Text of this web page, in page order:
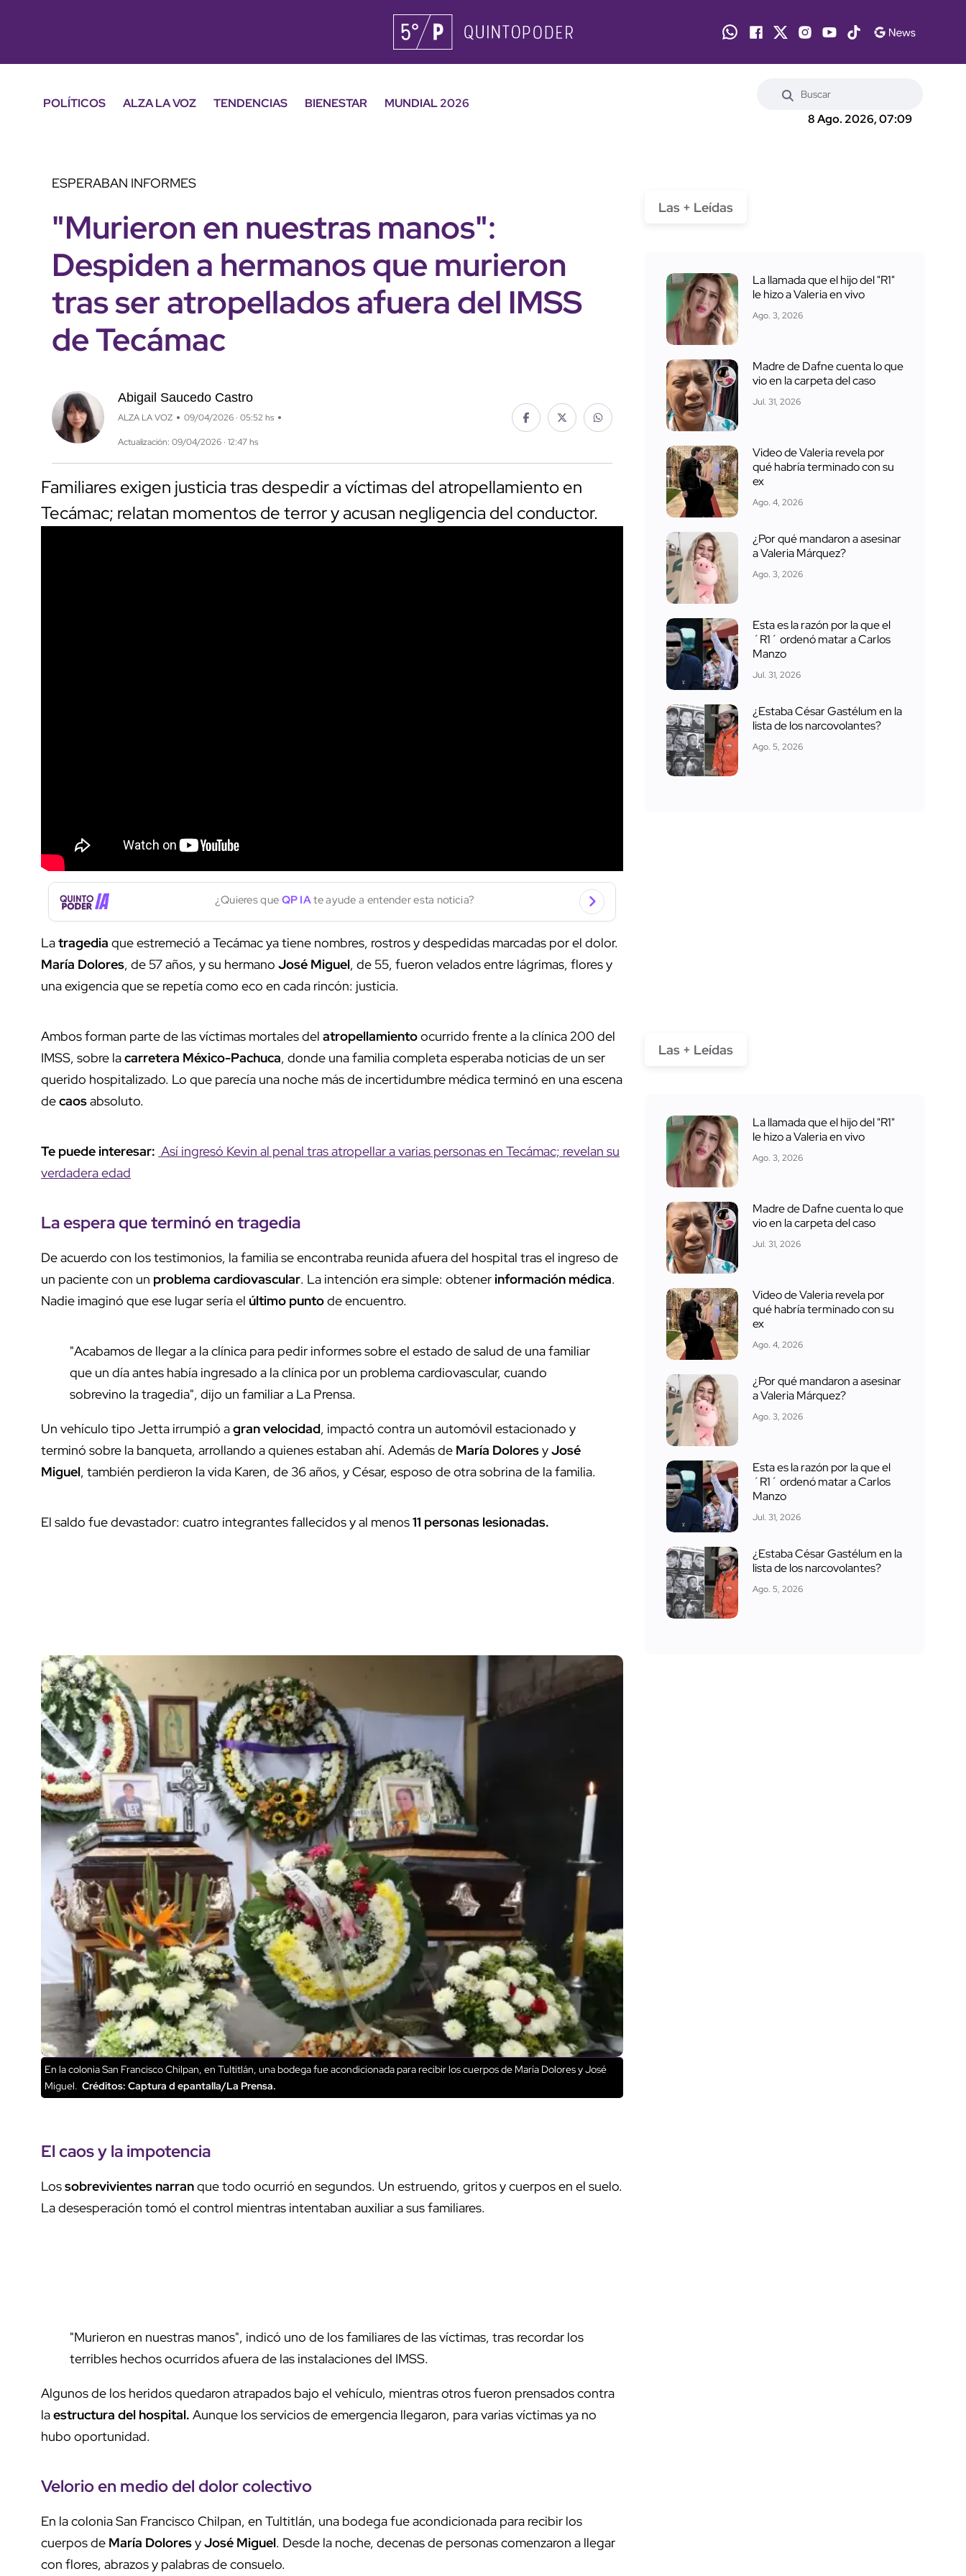
POLÍTICOS ALZA LA VOZ TENDENCIAS BIENESTAR
MUNDIAL 2026
8 Ago. 2026, 07:09
ESPERABAN INFORMES
"Murieron en nuestras manos":
Despiden a hermanos que murieron
tras ser atropellados afuera del IMSS
de Tecámac
Abigail Saucedo Castro
ALZA LA VOZ 09/04/2026 · 05:52 hs
Actualización: 09/04/2026 · 12:47 hs
Familiares exigen justicia tras despedir a víctimas del atropellamiento en
Tecámac; relatan momentos de terror y acusan negligencia del conductor.
¿Quieres que QP IAte ayude a entender esta noticia?
Latragedia que estremeció a Tecámac ya tiene nombres, rostros y despedidas marcadas por el dolor.
María Dolores, de 57 años, y su hermano José Miguel, de 55, fueron velados entre lágrimas, flores y
una exigencia que se repetía como eco en cada rincón: justicia.
Ambos forman parte de las víctimas mortales del atropellamientoocurrido frente a la clínica 200 del
IMSS, sobre lacarretera México-Pachuca, donde una familia completa esperaba noticias de un ser
querido hospitalizado. Lo que parecía una noche más de incertidumbre médica terminó en una escena
decaosabsoluto.
Te puede interesar: Así ingresó Kevin al penal tras atropellar a varias personas en Tecámac; revelan su
verdadera edad
La espera que terminó entragedia
De acuerdo con los testimonios, la familia se encontraba reunida afuera del hospital tras el ingreso de
un paciente con un problema cardiovascular. La intención era simple: obtenerinformación médica.
Nadie imaginó que ese lugar sería el último puntode encuentro.
"Acabamos de llegar a la clínica para pedir informes sobre el estado de salud de una familiar
que un día antes había ingresado a la clínica por un problema cardiovascular, cuando
sobrevino la tragedia", dijo un familiar a La Prensa.
Un vehículo tipo Jetta irrumpió agran velocidad, impactó contra un automóvil estacionado y
terminó sobre la banqueta, arrollando a quienes estaban ahí. Además de María DoloresyJosé
Miguel, también perdieron la vida Karen, de 36 años, y César, esposo de otra sobrina de la familia.
El saldo fue devastador: cuatro integrantes fallecidos y al menos11 personas lesionadas.
En la colonia San Francisco Chilpan, en Tultitlán, una bodega fue acondicionada para recibir los cuerpos de María Dolores y José
Miguel. Créditos: Captura d epantalla/La Prensa.
Elcaosy laimpotencia
Lossobrevivientes narranque todo ocurrió en segundos. Un estruendo, gritos y cuerpos en el suelo.
La desesperación tomó el control mientras intentaban auxiliar a sus familiares.
"Murieron en nuestras manos", indicó uno de los familiares de las víctimas, tras recordar los
terribles hechos ocurridos afuera de las instalaciones del IMSS.
Algunos de los heridos quedaron atrapados bajo el vehículo, mientras otros fueron prensados contra
laestructura del hospital. Aunque los servicios de emergencia llegaron, para varias víctimas ya no
hubo oportunidad.
Velorio en medio del dolor colectivo
En la colonia San Francisco Chilpan, en Tultitlán, una bodega fue acondicionada para recibir los
cuerpos de María DoloresyJosé Miguel. Desde la noche, decenas de personas comenzaron a llegar
con flores, abrazos y palabras de consuelo.
Las + Leídas
La llamada que el hijo del "R1"
le hizo a Valeria en vivo
Ago. 3, 2026
Madre de Dafne cuenta lo que
vio en la carpeta del caso
Jul. 31, 2026
Video de Valeria revela por
qué habría terminado con su
ex
Ago. 4, 2026
¿Por qué mandaron a asesinar
a Valeria Márquez?
Ago. 3, 2026
Esta es la razón por la que el
´R1´ ordenó matar a Carlos
Manzo
Jul. 31, 2026
¿Estaba César Gastélum en la
lista de los narcovolantes?
Ago. 5, 2026
Las + Leídas
La llamada que el hijo del "R1"
le hizo a Valeria en vivo
Ago. 3, 2026
Madre de Dafne cuenta lo que
vio en la carpeta del caso
Jul. 31, 2026
Video de Valeria revela por
qué habría terminado con su
ex
Ago. 4, 2026
¿Por qué mandaron a asesinar
a Valeria Márquez?
Ago. 3, 2026
Esta es la razón por la que el
´R1´ ordenó matar a Carlos
Manzo
Jul. 31, 2026
¿Estaba César Gastélum en la
lista de los narcovolantes?
Ago. 5, 2026